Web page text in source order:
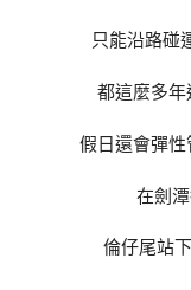
只能沿路碰
都這麼多年
假日還會彈性
在劍
倫仔尾站